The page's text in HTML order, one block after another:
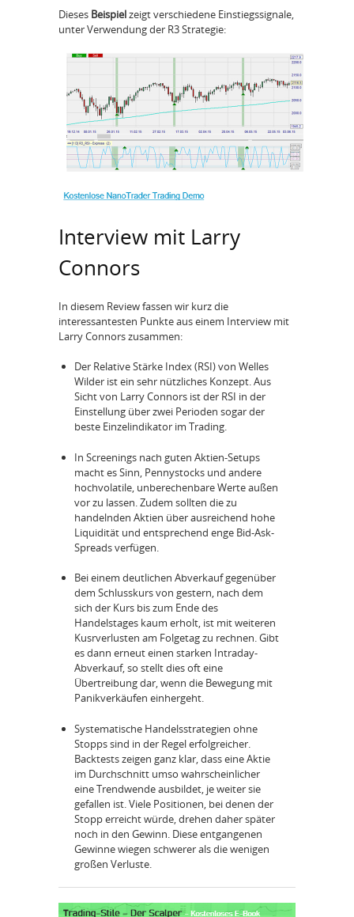
Dieses Beispielzeigt verschiedene Einstiegssignale,
unter Verwendung der R3 Strategie:
Interview mit Larry
Connors
In diesem Review fassen wir kurz die
interessantesten Punkte aus einem Interview mit
Larry Connors zusammen:
Der Relative Stärke Index (RSI) von Welles
Wilder ist ein sehr nützliches Konzept. Aus
Sicht von Larry Connors ist der RSI in der
Einstellung über zwei Perioden sogar der
beste Einzelindikator im Trading.
In Screenings nach guten Aktien-Setups
macht es Sinn, Pennystocks und andere
hochvolatile, unberechenbare Werte außen
vor zu lassen. Zudem sollten die zu
handelnden Aktien über ausreichend hohe
Liquidität und entsprechend enge Bid-Ask-
Spreads verfügen.
Bei einem deutlichen Abverkauf gegenüber
dem Schlusskurs von gestern, nach dem
sich der Kurs bis zum Ende des
Handelstages kaum erholt, ist mit weiteren
Kusrverlusten am Folgetag zu rechnen. Gibt
es dann erneut einen starken Intraday-
Abverkauf, so stellt dies oft eine
Übertreibung dar, wenn die Bewegung mit
Panikverkäufen einhergeht.
Systematische Handelsstrategien ohne
Stopps sind in der Regel erfolgreicher.
Backtests zeigen ganz klar, dass eine Aktie
im Durchschnitt umso wahrscheinlicher
eine Trendwende ausbildet, je weiter sie
gefallen ist. Viele Positionen, bei denen der
Stopp erreicht würde, drehen daher später
noch in den Gewinn. Diese entgangenen
Gewinne wiegen schwerer als die wenigen
großen Verluste.